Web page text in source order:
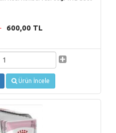
- 600,00 TL
Ürün İncele